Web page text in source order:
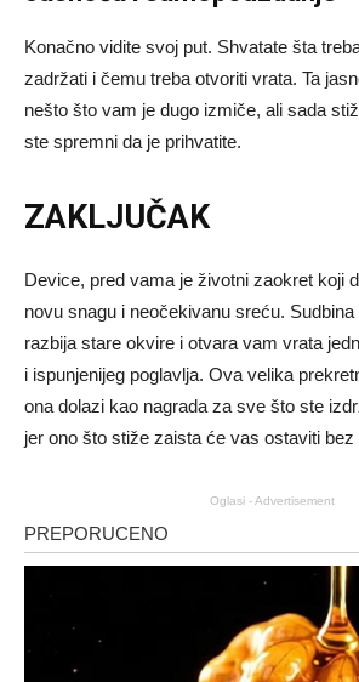
Konačno vidite svoj put. Shvatate šta
zadržati i čemu treba otvoriti vrata. Ta
nešto što vam je dugo izmiče, ali sada
ste spremni da je prihvatite.
ZAKLJUČAK
Device, pred vama je životni zaokret koji
novu snagu i neočekivanu sreću.
razbija stare okvire i otvara vam vrata
i ispunjenijeg poglavlja. Ova velika
ona dolazi kao nagrada za sve što ste
jer ono što stiže zaista će vas ostaviti bez
Oglasi - Advertisement